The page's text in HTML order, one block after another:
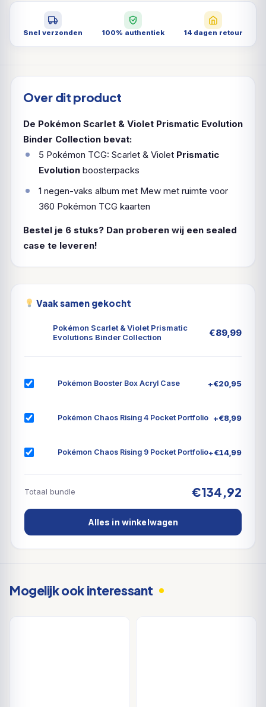
Snel verzonden 100% authentiek 14 dagen retour
Over dit product
De Pokémon Scarlet & Violet Prismatic Evolution
Binder Collection bevat:
5 Pokémon TCG: Scarlet & Violet Prismatic
Evolution boosterpacks
1 negen-vaks album met Mew met ruimte voor
360 Pokémon TCG kaarten
Bestel je 6 stuks? Dan proberen wij een sealed
case te leveren!
Vaak samen gekocht
Pokémon Scarlet & Violet Prismatic
Evolutions Binder Collection
€89,99
Pokémon Booster Box Acryl Case +€20,95
Pokémon Chaos Rising 4 Pocket Portfolio +€8,99
Pokémon Chaos Rising 9 Pocket Portfolio+€14,99
Totaal bundle €134,92
Alles in winkelwagen
Mogelijk ook interessant